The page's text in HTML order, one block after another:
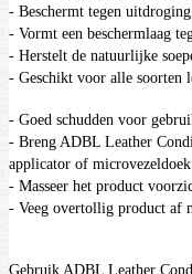
- Beschermt tegen
- Vormt een beschermlaag
- Herstelt de natuurlijke
- Geschikt voor alle soorten
- Goed schudden voor
- Breng ADBL Leather
applicator of
- Masseer het product
- Veeg overtollig product af
Gebruik ADBL Leather